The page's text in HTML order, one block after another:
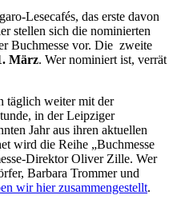
Lesecafés, das erste davon
stellen sich die nominierten
Buchmesse vor. Die zweite
März. Wer nominiert ist, verrät
täglich weiter mit der
in der Leipziger
Jahr aus ihren aktuellen
wird die Reihe „Buchmesse
Direktor Oliver Zille. Wer
Barbara Trommer und
wir hier zusammengestellt.